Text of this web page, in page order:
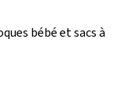
bébé et sacs à